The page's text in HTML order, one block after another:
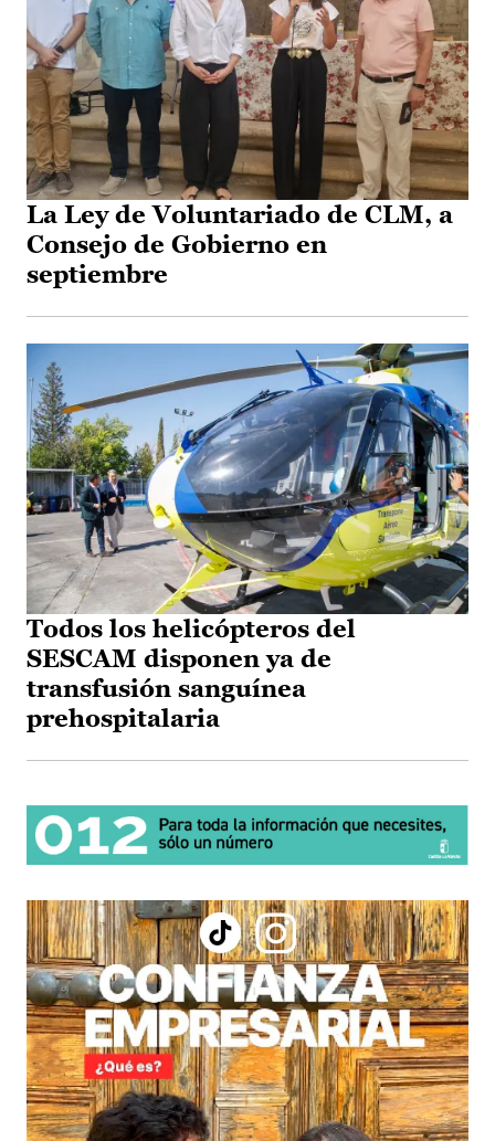
La Ley de Voluntariado de CLM, a
Consejo de Gobierno en
septiembre
Todos los helicópteros del
SESCAM disponen ya de
transfusión sanguínea
prehospitalaria